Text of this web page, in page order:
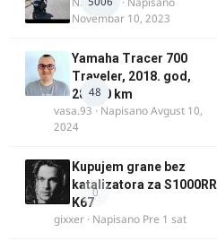
Novembar 10, 2023
48
Yamaha Tracer 700
Traveler, 2018. god,
28.100 km
vasa.93 · NapisanoAvgust 10,
2024
0
Kupujem grane bez
katalizatora za S1000RR
K67
gixxer · Napisano Pre 1 sat